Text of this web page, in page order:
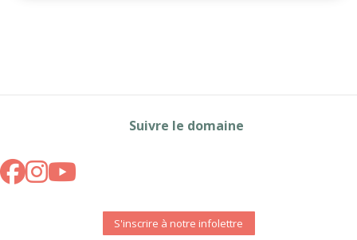
Suivre le domaine
S'inscrire à notre infolettre